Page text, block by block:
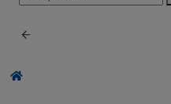
por: